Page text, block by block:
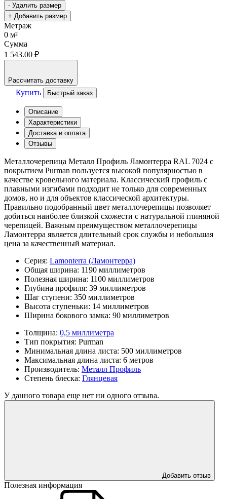
- Удалить размер
+ Добавить размер
Метраж
0 м²
Сумма
1 543.00 ₽
Рассчитать доставку
Купить Быстрый заказ
Описание
Характеристики
Доставка и оплата
Отзывы
Металлочерепица Металл Профиль Ламонтерра RAL 7024 с
покрытием Purman пользуется высокой популярностью в
качестве кровельного материала. Классический профиль с
плавными изгибами подходит не только для современных
домов, но и для объектов классической архитектуры.
Правильно подобранный цвет металлочерепицы позволяет
добиться наиболее близкой схожести с натуральной глиняной
черепицей. Важным преимуществом металлочерепицы
Ламонтерра является длительный срок службы и небольшая
цена за качественный материал.
Серия: Lamonterra (Ламонтерра)
Общая ширина: 1190 миллиметров
Полезная ширина: 1100 миллиметров
Глубина профиля: 39 миллиметров
Шаг ступени: 350 миллиметров
Высота ступеньки: 14 миллиметров
Ширина бокового замка: 90 миллиметров
Толщина: 0,5 миллиметра
Тип покрытия: Purman
Минимальная длина листа: 500 миллиметров
Максимальная длина листа: 6 метров
Производитель: Металл Профиль
Степень блеска: Глянцевая
У данного товара еще нет ни одного отзыва.
Добавить отзыв
Полезная информация